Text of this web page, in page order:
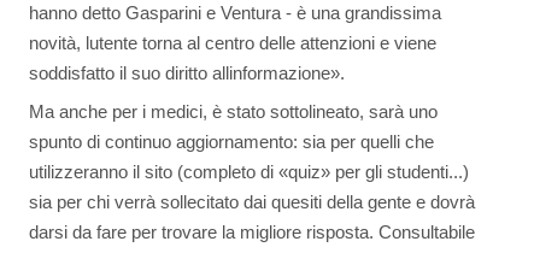
hanno detto Gasparini e Ventura - è una grandissima
novità, lutente torna al centro delle attenzioni e viene
soddisfatto il suo diritto allinformazione».
Ma anche per i medici, è stato sottolineato, sarà uno
spunto di continuo aggiornamento: sia per quelli che
utilizzeranno il sito (completo di «quiz» per gli studenti...)
sia per chi verrà sollecitato dai quesiti della gente e dovrà
darsi da fare per trovare la migliore risposta. Consultabile